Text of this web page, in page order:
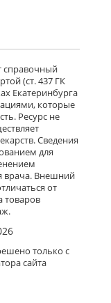
справочный
(ст. 437 ГК
Екатеринбурга
которые
Ресурс не
Сведения
для
врача. Внешний
от
товаров
только с
сайта